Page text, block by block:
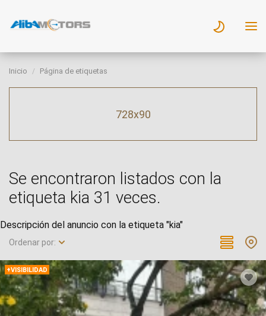
Inicio Página de etiquetas
728x90
Se encontraron listados con la
etiqueta kia 31 veces.
Descripción del anuncio con la etiqueta "kia"
Ordenar por:
+VISIBILIDAD